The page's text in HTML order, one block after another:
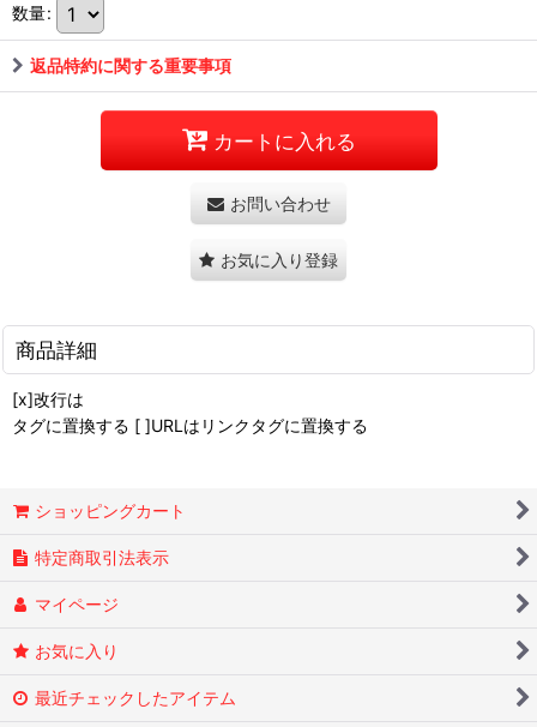
数量:
返品特約に関する重要事項
カートに入れる
お問い合わせ
お気に入り登録
商品詳細
[x]改行は
タグに置換する [ ]URLはリンクタグに置換する
ショッピングカート
特定商取引法表示
マイページ
お気に入り
最近チェックしたアイテム